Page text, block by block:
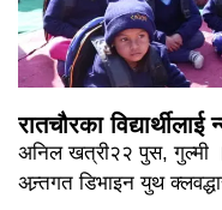
रातचौरका
अनिल खत्री२२ पुस, गुल्मी ।
अन्र्तगत डिभाइन युथ